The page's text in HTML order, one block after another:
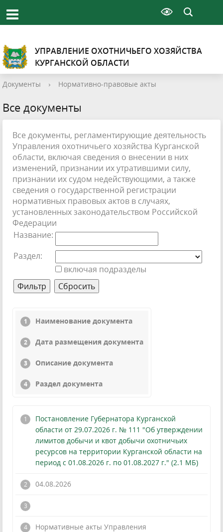
УПРАВЛЕНИЕ ОХОТНИЧЬЕГО ХОЗЯЙСТВА
КУРГАНСКОЙ ОБЛАСТИ
Документы › Нормативно-правовые акты
Все документы
Все документы, регламентирующие деятельность
Управления охотничьего хозяйства Курганской
области, включая сведения о внесении в них
изменений, признании их утратившими силу,
признании их судом недействующими, а также
сведения о государственной регистрации
нормативных правовых актов в случаях,
установленных законодательством Российской
Федерации
Название:
Раздел:
включая подразделы
Наименование документа
Дата размещения документа
Описание документа
Раздел документа
Постановление Губернатора Курганской
области от 29.07.2026 г. № 111 "Об утверждении
лимитов добычи и квот добычи охотничьих
ресурсов на территории Курганской области на
период с 01.08.2026 г. по 01.08.2027 г." (2.1 МБ)
04.08.2026
Нормативные акты Управления